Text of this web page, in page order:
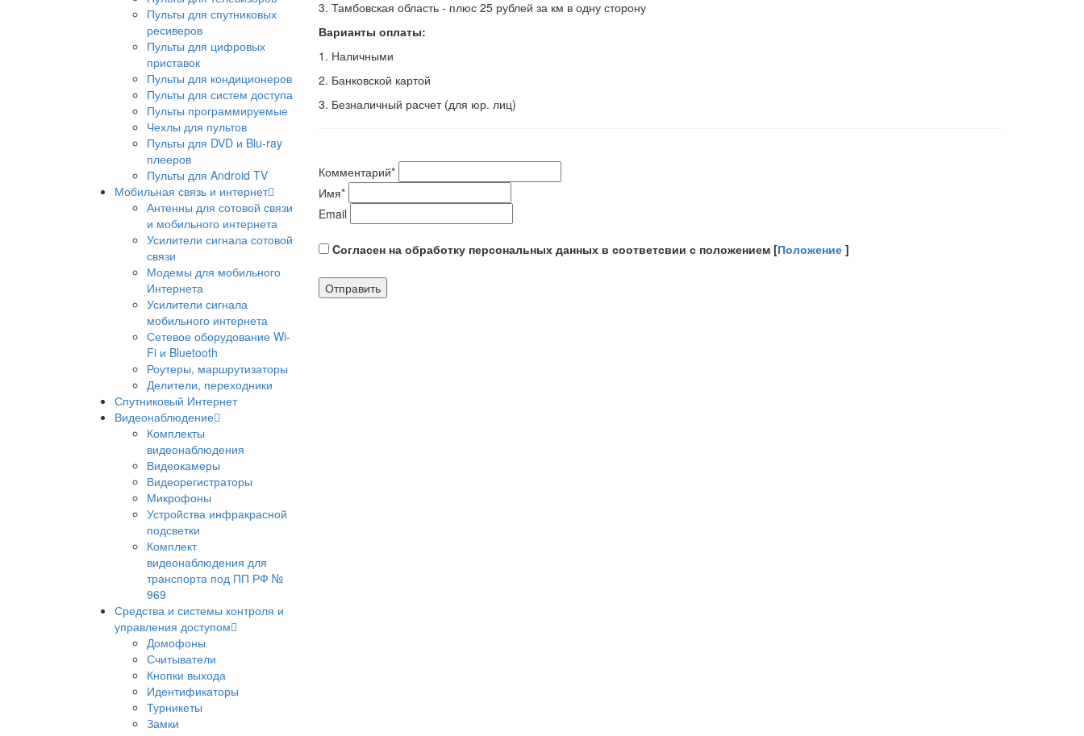
Пульты для спутниковых
ресиверов
Пульты для цифровых
приставок
Пульты для кондиционеров
Пульты для систем доступа
Пульты программируемые
Чехлы для пультов
Пульты для DVD и Blu-ray
плееров
Пульты для Android TV
Мобильная связь и интернет
Антенны для сотовой связи
и мобильного интернета
Усилители сигнала сотовой
связи
Модемы для мобильного
Интернета
Усилители сигнала
мобильного интернета
Сетевое оборудование Wi-
Fi и Bluetooth
Роутеры, маршрутизаторы
Делители, переходники
Спутниковый Интернет
Видеонаблюдение
Комплекты
видеонаблюдения
Видеокамеры
Видеорегистраторы
Микрофоны
Устройства инфракрасной
подсветки
Комплект
видеонаблюдения для
транспорта под ПП РФ №
969
Средства и системы контроля и
управления доступом
Домофоны
Считыватели
Кнопки выхода
Идентификаторы
Турникеты
Замки
3. Тамбовская область - плюс 25 рублей за км в одну сторону
Варианты оплаты:
1. Наличными
2. Банковской картой
3. Безналичный расчет (для юр. лиц)
Комментарий*
Имя*
Email
Cогласен на обработку персональных данных в соответсвии с положением [Положение ]